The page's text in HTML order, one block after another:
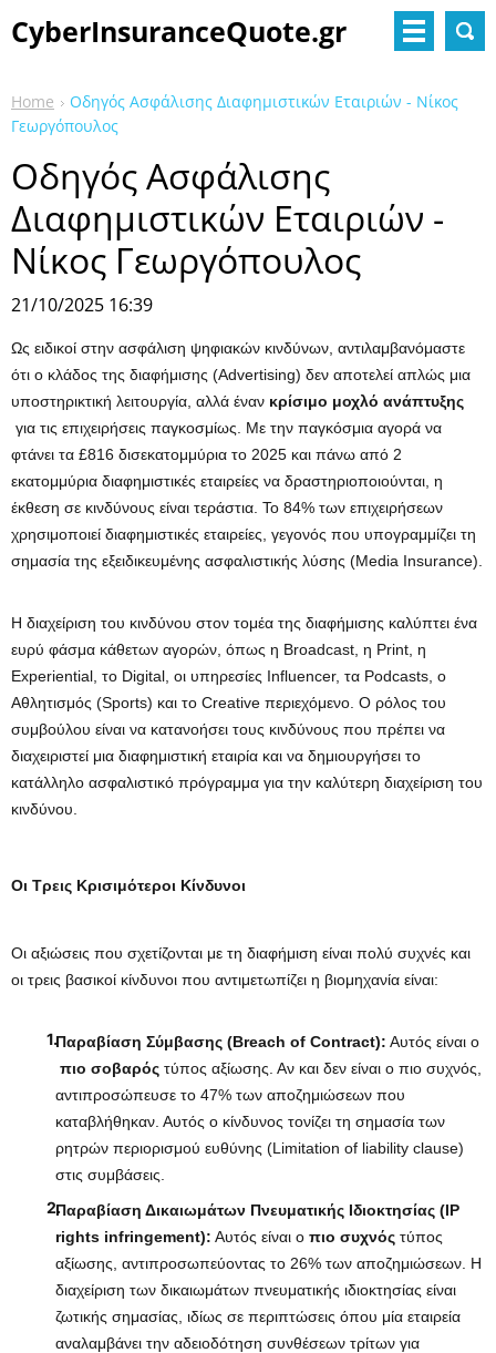
CyberInsuranceQuote.gr
Home
Οδηγός Ασφάλισης Διαφημιστικών Εταιριών - Νίκος
Γεωργόπουλος
Οδηγός Ασφάλισης
Διαφημιστικών Εταιριών -
Νίκος Γεωργόπουλος
21/10/2025 16:39
Ως ειδικοί στην ασφάλιση ψηφιακών κινδύνων, αντιλαμβανόμαστε
ότι ο κλάδος της διαφήμισης (Advertising) δεν αποτελεί απλώς μια
υποστηρικτική λειτουργία, αλλά έναν κρίσιμο μοχλό ανάπτυξης
για τις επιχειρήσεις παγκοσμίως. Με την παγκόσμια αγορά να
φτάνει τα £816 δισεκατομμύρια το 2025 και πάνω από 2
εκατομμύρια διαφημιστικές εταιρείες να δραστηριοποιούνται, η
έκθεση σε κινδύνους είναι τεράστια. Το 84% των επιχειρήσεων
χρησιμοποιεί διαφημιστικές εταιρείες, γεγονός που υπογραμμίζει τη
σημασία της εξειδικευμένης ασφαλιστικής λύσης (Media Insurance).
Η διαχείριση του κινδύνου στον τομέα της διαφήμισης καλύπτει ένα
ευρύ φάσμα κάθετων αγορών, όπως η Broadcast, η Print, η
Experiential, το Digital, οι υπηρεσίες Influencer, τα Podcasts, ο
Αθλητισμός (Sports) και το Creative περιεχόμενο. O ρόλος του
συμβούλου είναι να κατανοήσει τους κινδύνους που πρέπει να
διαχειριστεί μια διαφημιστική εταιρία και να δημιουργήσει το
κατάλληλο ασφαλιστικό πρόγραμμα για την καλύτερη διαχείριση του
κινδύνου.
Οι Τρεις Κρισιμότεροι Κίνδυνοι
Οι αξιώσεις που σχετίζονται με τη διαφήμιση είναι πολύ συχνές και
οι τρεις βασικοί κίνδυνοι που αντιμετωπίζει η βιομηχανία είναι:
Παραβίαση Σύμβασης (Breach of Contract): Αυτός είναι ο
πιο σοβαρός τύπος αξίωσης. Αν και δεν είναι ο πιο συχνός,
αντιπροσώπευσε το 47% των αποζημιώσεων που
καταβλήθηκαν. Αυτός ο κίνδυνος τονίζει τη σημασία των
ρητρών περιορισμού ευθύνης (Limitation of liability clause)
στις συμβάσεις.
Παραβίαση Δικαιωμάτων Πνευματικής Ιδιοκτησίας (IP
rights infringement): Αυτός είναι ο πιο συχνός τύπος
αξίωσης, αντιπροσωπεύοντας το 26% των αποζημιώσεων. Η
διαχείριση των δικαιωμάτων πνευματικής ιδιοκτησίας είναι
ζωτικής σημασίας, ιδίως σε περιπτώσεις όπου μία εταιρεία
αναλαμβάνει την αδειοδότηση συνθέσεων τρίτων για